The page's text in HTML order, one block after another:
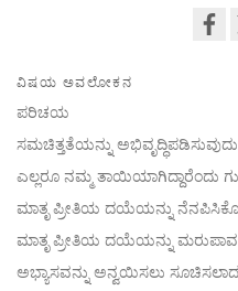
ವಿಷಯ ಅವಲೋಕನ
ಪರಿಚಯ
ಸಮಚಿತ್ತತೆಯನ್ನು ಅಭಿವೃದ್ಧಿಪಡಿಸುವುದು
ಎಲ್ಲರೂ ನಮ್ಮ ತಾಯಿಯಾಗಿದ್ದಾರೆಂದು
ಮಾತೃ ಪ್ರೀತಿಯ ದಯೆಯನ್ನು
ಮಾತೃ ಪ್ರೀತಿಯ ದಯೆಯನ್ನು
ಅಭ್ಯಾಸವನ್ನು ಅನ್ವಯಿಸಲು